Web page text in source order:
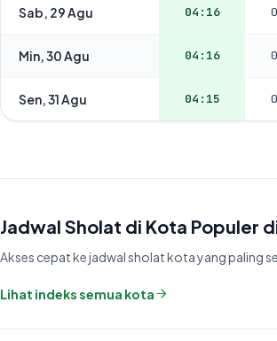
Sab, 29 Agu 04:16
Min, 30 Agu 04:16
Sen, 31 Agu 04:15
Jadwal Sholat di Kota Populer
Akses cepat ke jadwal sholat kota yang paling
Lihat indeks semua kota